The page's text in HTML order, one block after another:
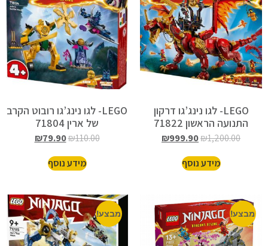
LEGO- לגו נינג’גו דרקון
התנועה הראשון 71822
₪1,200.00
₪999.90
מידע נוסף
LEGO- לגו נינג’גו רובוט הקרב
של ארין 71804
₪110.00
₪79.90
מידע נוסף
מבצע! מבצע!